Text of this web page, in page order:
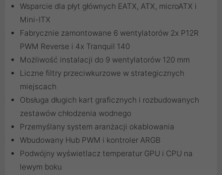
Wsparcie dla płyt głównych EATX, ATX, microATX i
Mini-ITX
Fabrycznie zamontowane 6 wentylatorów 2x P12R
PWM Reverse i 4x Tranquil 140
Możliwość instalacji do 9 wentylatorów 120 mm
Liczne filtry przeciwkurzowe w strategicznych
miejscach
Obsługa długich kart graficznych i rozbudowanych
zestawów chłodzenia wodnego
Przemyślany system aranżacji okablowania
Wbudowany Hub PWM i kontroler ARGB
Podwójny wyświetlacz temperatur GPU i CPU na
lewym boku